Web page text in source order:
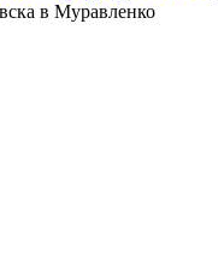
в Муравленко